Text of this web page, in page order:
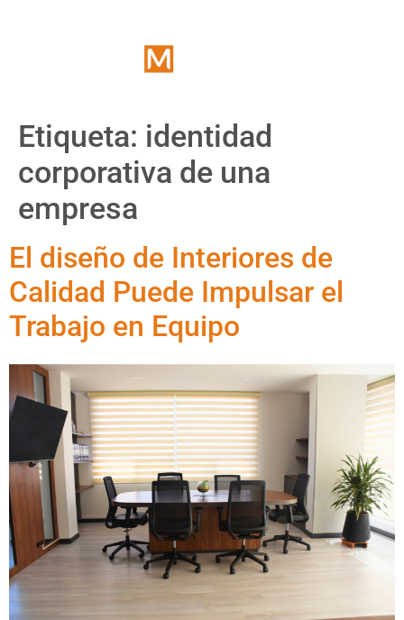
Etiqueta: identidad
corporativa de una
empresa
El diseño de Interiores de
Calidad Puede Impulsar el
Trabajo en Equipo